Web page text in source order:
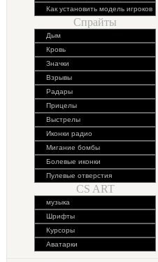
Как установить модель игроков
Спрайты
Дым
Кровь
Значки
Взрывы
Радары
Прицелы
Выстрелы
Иконки радио
Мигание бомбы
Болевые иконки
Пулевые отверстия
CS ART
музыка
Шрифты
Курсоры
Аватарки